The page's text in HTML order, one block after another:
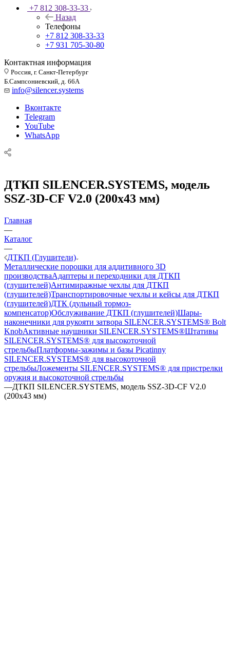
+7 812 308-33-33
Назад
Телефоны
+7 812 308-33-33
+7 931 705-30-80
Контактная информация
Россия, г. Санкт-Петербург
Б.Сампсониевский, д. 66А
info@silencer.systems
Вконтакте
Telegram
YouTube
WhatsApp
ДТКП SILENCER.SYSTEMS, модель
SSZ-3D-CF V2.0 (200х43 мм)
Главная
—
Каталог
—
ДТКП (Глушители)
Металлические порошки для аддитивного 3D
производстваАдаптеры и переходники для ДТКП
(глушителей)Антимиражные чехлы для ДТКП
(глушителей)Транспортировочные чехлы и кейсы для ДТКП
(глушителей)ДТК (дульный тормоз-
компенсатор)Обслуживание ДТКП (глушителей)Шары-
наконечники для рукояти затвора SILENCER.SYSTEMS® Bolt
KnobАктивные наушники SILENCER.SYSTEMS®Штативы
SILENCER.SYSTEMS® для высокоточной
стрельбыПлатформы-зажимы и базы Picatinny
SILENCER.SYSTEMS® для высокоточной
стрельбыЛожементы SILENCER.SYSTEMS® для пристрелки
оружия и высокоточной стрельбы
—ДТКП SILENCER.SYSTEMS, модель SSZ-3D-CF V2.0
(200х43 мм)